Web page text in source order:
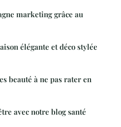
marketing grâce au
élégante et déco stylée
beauté à ne pas rater en
avec notre blog santé